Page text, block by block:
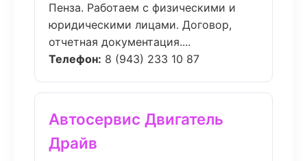
Пенза. Работаем с физическими и
юридическими лицами. Договор,
отчетная документация....
Телефон: 8 (943) 233 10 87
Автосервис Двигатель
Драйв